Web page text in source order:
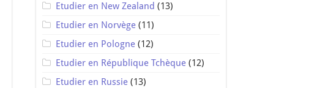
Etudier en New Zealand (13)
Etudier en Norvège(11)
Etudier en Pologne(12)
Etudier en République Tchèque(12)
Etudier en Russie(13)